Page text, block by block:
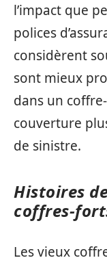
l’impact que
polices
considèrent
sont mieux
dans un
couverture
de sinistre.
Histoires
coffres-
Les vieux